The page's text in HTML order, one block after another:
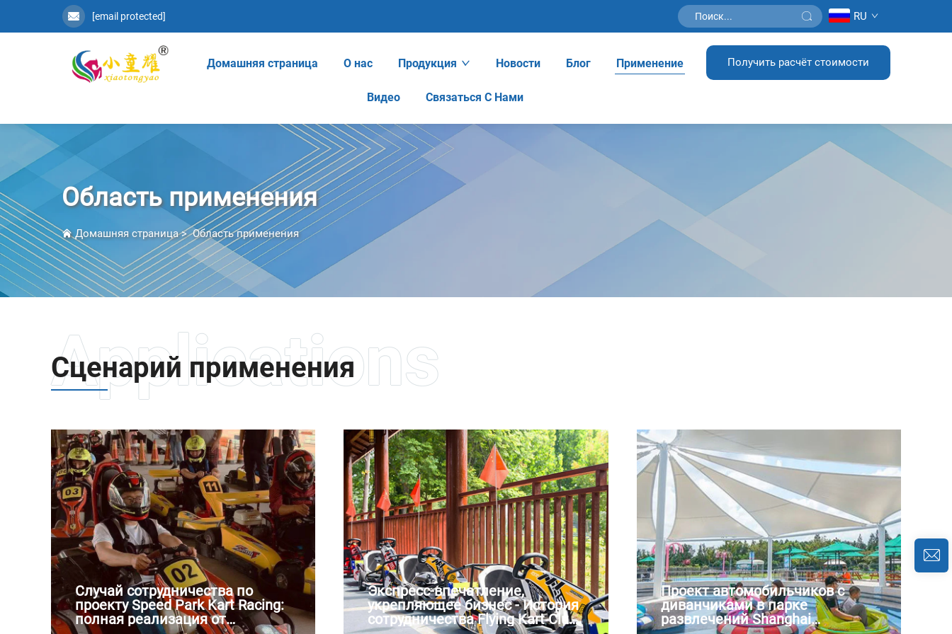
[email protected] RU
Домашняя страница О нас Продукция Новости Блог Применение
Видео Связаться С Нами
Получить расчёт стоимости
Область применения
Домашняя страница>Область применения
Сценарий применения
Случай сотрудничества по
проекту Speed Park Kart Racing:
полная реализация от
Экспресс-впечатление,
укрепляющее бизнес - История
сотрудничества Flying Kart Club
Проект автомобильчиков с
диванчиками в парке
развлечений Shanghai